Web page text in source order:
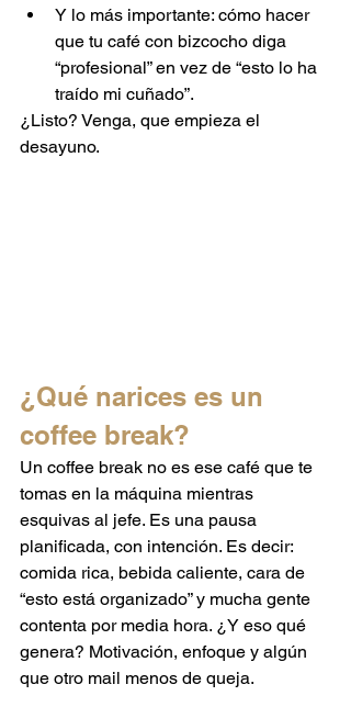
Y lo más importante: cómo hacer
que tu café con bizcocho diga
“profesional” en vez de “esto lo ha
traído mi cuñado”.
¿Listo? Venga, que empieza el
desayuno.
¿Qué narices es un
coffee break?
Un coffee break no es ese café que te
tomas en la máquina mientras
esquivas al jefe. Es una pausa
planificada, con intención. Es decir:
comida rica, bebida caliente, cara de
“esto está organizado” y mucha gente
contenta por media hora. ¿Y eso qué
genera? Motivación, enfoque y algún
que otro mail menos de queja.